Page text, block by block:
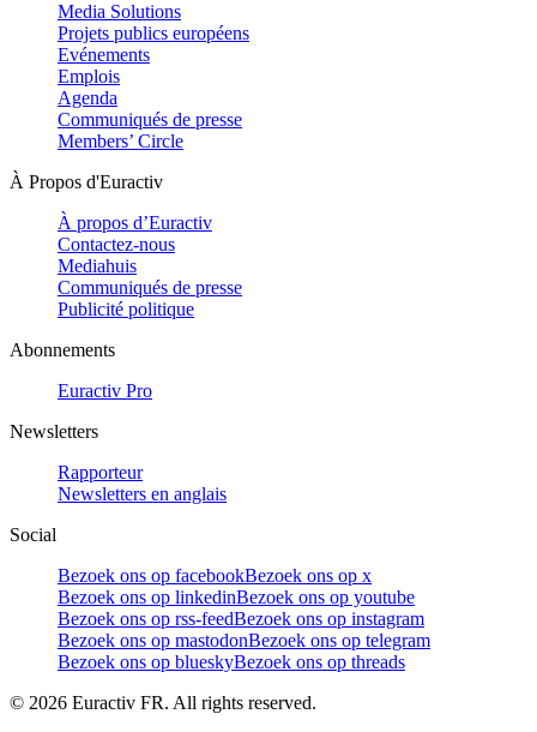
Media Solutions
Projets publics européens
Evénements
Emplois
Agenda
Communiqués de presse
Members’ Circle
À Propos d'Euractiv
À propos d’Euractiv
Contactez-nous
Mediahuis
Communiqués de presse
Publicité politique
Abonnements
Euractiv Pro
Newsletters
Rapporteur
Newsletters en anglais
Social
Bezoek ons op facebookBezoek ons op x
Bezoek ons op linkedinBezoek ons op youtube
Bezoek ons op rss-feedBezoek ons op instagram
Bezoek ons op mastodonBezoek ons op telegram
Bezoek ons op blueskyBezoek ons op threads
© 2026 Euractiv FR. All rights reserved.